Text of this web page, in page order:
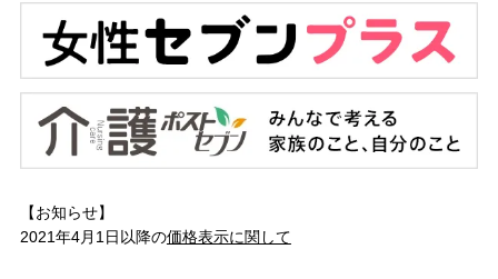
【お知らせ】
2021年4月1日以降の価格表示に関して